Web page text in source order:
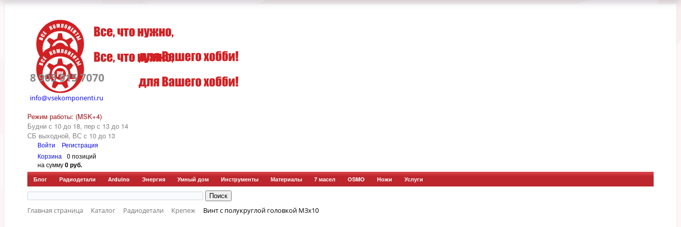
8 905 915 7070
info@vsekomponenti.ru
Режим работы: (MSK+4)
Будни с 10 до 18, пер с 13 до 14
СБ выходной, ВС с 10 до 13
Войти
Регистрация
Корзина
0 позиций
на сумму0 руб.
Блог Радиодетали Arduino Энергия Умный дом Инструменты Материалы 7 масел OSMO Ножи Услуги
Главная страница Каталог Радиодетали Крепеж Винт с полукруглой головкой М3x10